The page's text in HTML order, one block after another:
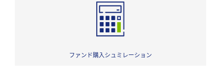
ファンド購入シュミレーション